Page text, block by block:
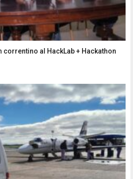
correntino al HackLab + Hackathon